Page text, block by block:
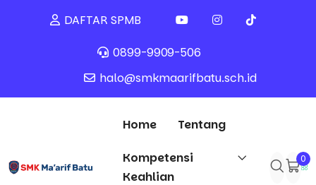
DAFTAR SPMB
0899-9909-506
halo@smkmaarifbatu.sch.id
Home Tentang
Kompetensi
Keahlian
0